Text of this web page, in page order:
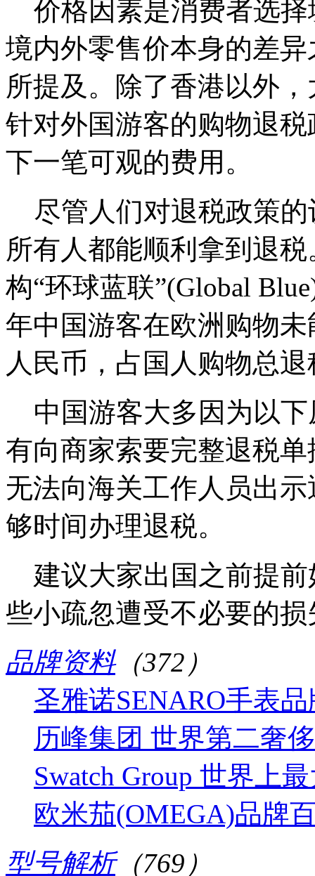
价格因素是消费者选择
境内外零售价本身的差
所提及。除了香港以外
针对外国游客的购物退
下一笔可观的费用。
尽管人们对退税政策的
所有人都能顺利拿到退
构“环球蓝联”(Global
年中国游客在欧洲购物
人民币，占国人购物总
中国游客大多因为以下
有向商家索要完整退税
无法向海关工作人员出
够时间办理退税。
建议大家出国之前提前
些小疏忽遭受不必要的损
品牌资料（372）
圣雅诺SENARO手表
历峰集团 世界第二奢
Swatch Group 世界上
欧米茄(OMEGA)品牌
型号解析（769）